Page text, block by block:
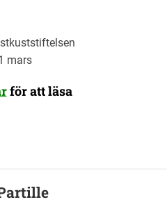
mars
för att läsa